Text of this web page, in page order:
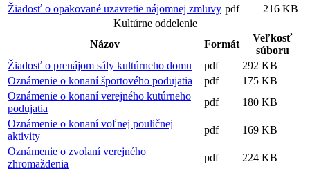
Žiadosť o opakované uzavretie nájomnej zmluvy pdf
216 KB
Kultúrne oddelenie
Názov
Formát
Veľkosť
súboru
Žiadosť o prenájom sály kultúrneho domu
pdf
292 KB
Oznámenie o konaní športového podujatia
pdf
175 KB
Oznámenie o konaní verejného kutúrneho
podujatia
pdf
180 KB
Oznámenie o konaní voľnej pouličnej
aktivity
pdf
169 KB
Oznámenie o zvolaní verejného
zhromaždenia
pdf
224 KB